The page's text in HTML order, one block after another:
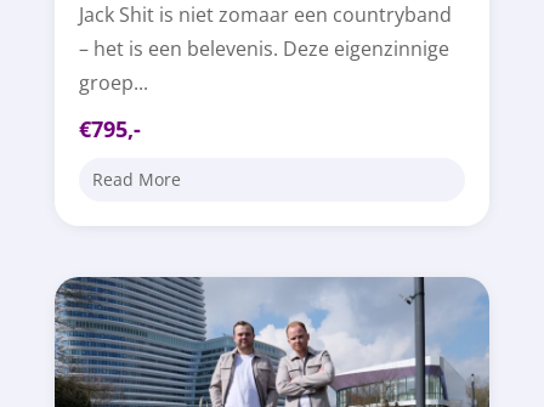
Jack Shit is niet zomaar een countryband
– het is een belevenis. Deze eigenzinnige
groep...
€795,-
Read More